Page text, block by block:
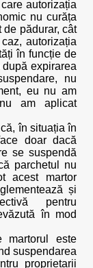
autorizația
nu curăța
de pădurar, cât
autorizația
în funcție de
expirarea
nu
eu nu am
am aplicat
în situația în
doar dacă
se suspendă
parchetul nu
acest martor
și
pentru
în mod
martorul este
suspendarea
proprietarii